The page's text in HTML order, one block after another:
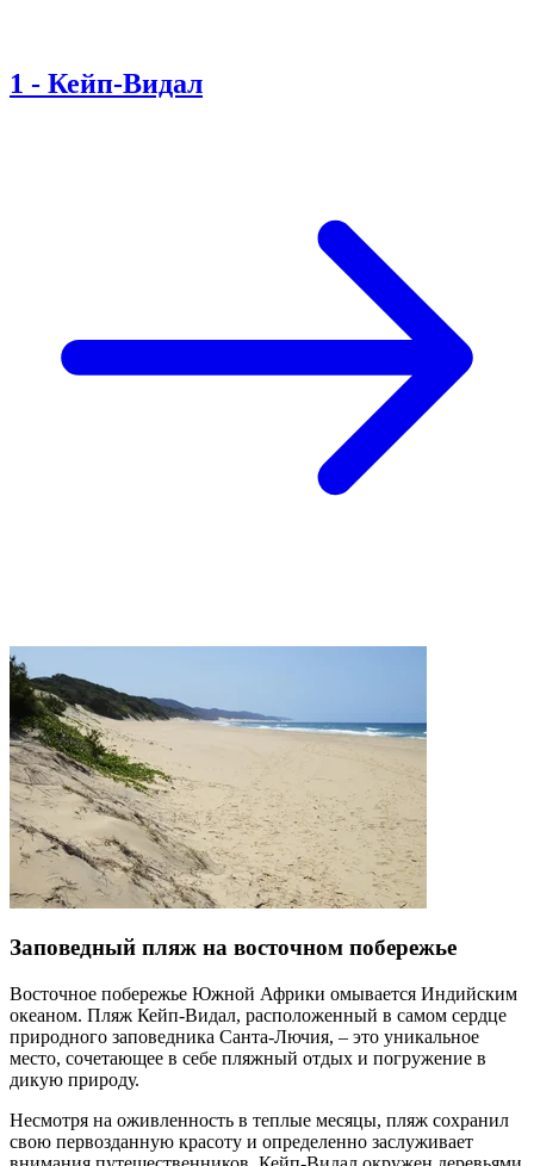
1 - Кейп-Видал
Заповедный пляж на восточном побережье
Восточное побережье Южной Африки омывается Индийским
океаном. Пляж Кейп-Видал, расположенный в самом сердце
природного заповедника Санта-Лючия, – это уникальное
место, сочетающее в себе пляжный отдых и погружение в
дикую природу.
Несмотря на оживленность в теплые месяцы, пляж сохранил
свою первозданную красоту и определенно заслуживает